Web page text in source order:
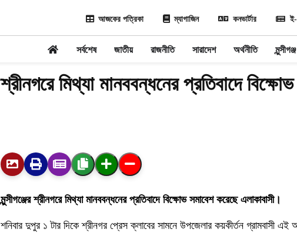
আজকের পত্রিকা ম্যাগাজিন কনভার্টার ই-
সর্বশেষ জাতীয় রাজনীতি সারাদেশ অর্থনীতি মুন্সীগঞ্জ
শ্রীনগরে মিথ্যা মানববন্ধনের প্রতিবাদে
মুন্সীগঞ্জের শ্রীনগরে মিথ্যা মানববন্ধনের প্রতিবাদে বিক্ষোভ সমাবেশ করেছে এলাকাবাসী।
শনিবার দুপুর ১ টার দিকে শ্রীনগর প্রেস ক্লাবের সামনে উপজেলার কয়কীর্তন গ্রামবাসী